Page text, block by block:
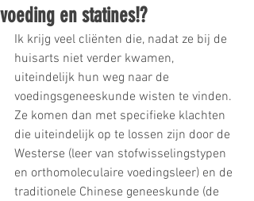
voeding en statines!?
Ik krijg veel cliënten die, nadat ze bij de
huisarts niet verder kwamen,
uiteindelijk hun weg naar de
voedingsgeneeskunde wisten te vinden.
Ze komen dan met specifieke klachten
die uiteindelijk op te lossen zijn door de
Westerse (leer van stofwisselingstypen
en orthomoleculaire voedingsleer) en de
traditionele Chinese geneeskunde (de